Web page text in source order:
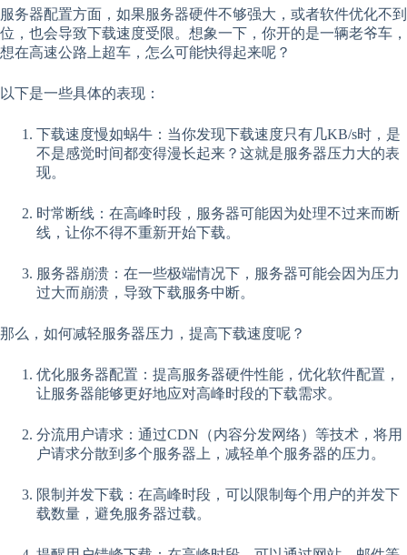
服务器配置方面，如果服务器硬件不够强大，或者软件优化不到
位，也会导致下载速度受限。想象一下，你开的是一辆老爷车，
想在高速公路上超车，怎么可能快得起来呢？
以下是一些具体的表现：
下载速度慢如蜗牛：当你发现下载速度只有几KB/s时，是
不是感觉时间都变得漫长起来？这就是服务器压力大的表
现。
时常断线：在高峰时段，服务器可能因为处理不过来而断
线，让你不得不重新开始下载。
服务器崩溃：在一些极端情况下，服务器可能会因为压力
过大而崩溃，导致下载服务中断。
那么，如何减轻服务器压力，提高下载速度呢？
优化服务器配置：提高服务器硬件性能，优化软件配置，
让服务器能够更好地应对高峰时段的下载需求。
分流用户请求：通过CDN（内容分发网络）等技术，将用
户请求分散到多个服务器上，减轻单个服务器的压力。
限制并发下载：在高峰时段，可以限制每个用户的并发下
载数量，避免服务器过载。